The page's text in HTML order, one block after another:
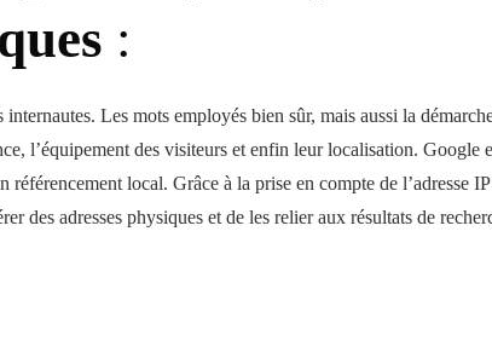
:
Les mots employés bien sûr, mais aussi la
l’équipement des visiteurs et enfin leur localisation. Google
local. Grâce à la prise en compte de l’adresse
des adresses physiques et de les relier aux résultats de